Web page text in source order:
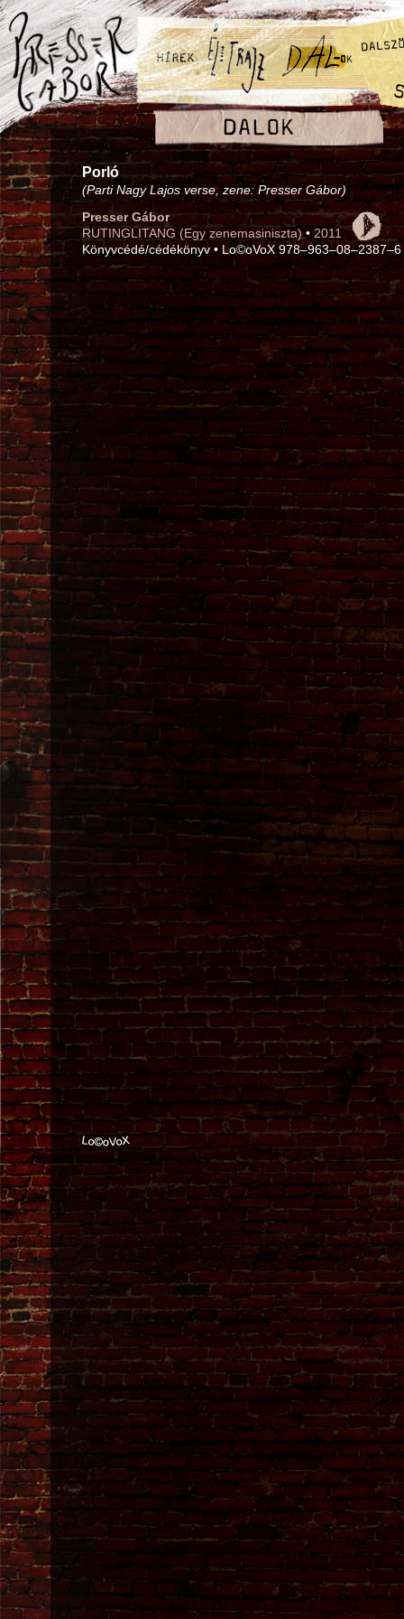
Porló
(Parti Nagy Lajos verse, zene: Presser Gábor)
Presser Gábor
RUTINGLITANG (Egy zenemasiniszta)• 2011
Könyvcédé/cédékönyv • Lo©oVoX 978–963–08–2387–6